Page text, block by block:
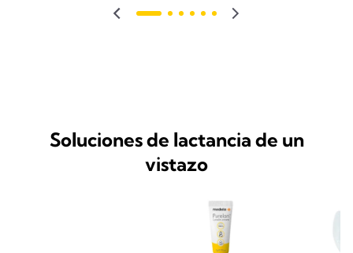
Soluciones de lactancia de un
vistazo